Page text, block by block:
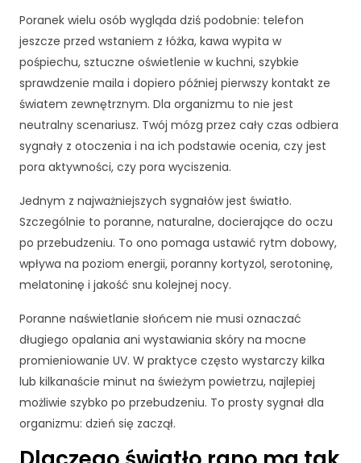
Poranek wielu osób wygląda dziś podobnie: telefon
jeszcze przed wstaniem z łóżka, kawa wypita w
pośpiechu, sztuczne oświetlenie w kuchni, szybkie
sprawdzenie maila i dopiero później pierwszy kontakt ze
światem zewnętrznym. Dla organizmu to nie jest
neutralny scenariusz. Twój mózg przez cały czas odbiera
sygnały z otoczenia i na ich podstawie ocenia, czy jest
pora aktywności, czy pora wyciszenia.
Jednym z najważniejszych sygnałów jest światło.
Szczególnie to poranne, naturalne, docierające do oczu
po przebudzeniu. To ono pomaga ustawić rytm dobowy,
wpływa na poziom energii, poranny kortyzol, serotoninę,
melatoninę i jakość snu kolejnej nocy.
Poranne naświetlanie słońcem nie musi oznaczać
długiego opalania ani wystawiania skóry na mocne
promieniowanie UV. W praktyce często wystarczy kilka
lub kilkanaście minut na świeżym powietrzu, najlepiej
możliwie szybko po przebudzeniu. To prosty sygnał dla
organizmu: dzień się zaczął.